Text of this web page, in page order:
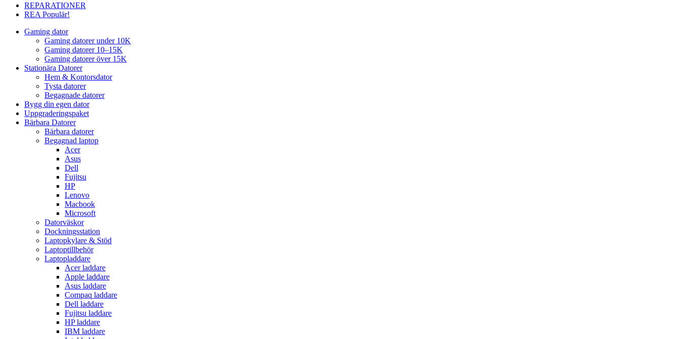
REPARATIONER
REA Populär!
Gaming dator
Gaming datorer under 10K
Gaming datorer 10–15K
Gaming datorer över 15K
Stationära Datorer
Hem & Kontorsdator
Tysta datorer
Begagnade datorer
Bygg din egen dator
Uppgraderingspaket
Bärbara Datorer
Bärbara datorer
Begagnad laptop
Acer
Asus
Dell
Fujitsu
HP
Lenovo
Macbook
Microsoft
Datorväskor
Dockningsstation
Laptopkylare & Stöd
Laptoptillbehör
Laptopladdare
Acer laddare
Apple laddare
Asus laddare
Compaq laddare
Dell laddare
Fujitsu laddare
HP laddare
IBM laddare